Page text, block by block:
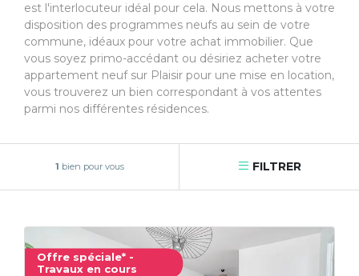
est l'interlocuteur idéal pour cela. Nous mettons à votre
disposition des programmes neufs au sein de votre
commune, idéaux pour votre achat immobilier. Que
vous soyez primo-accédant ou désiriez acheter votre
appartement neuf sur Plaisir pour une mise en location,
vous trouverez un bien correspondant à vos attentes
parmi nos différentes résidences.
1 bien pour vous FILTRER
Offre spéciale* -
Travaux en cours